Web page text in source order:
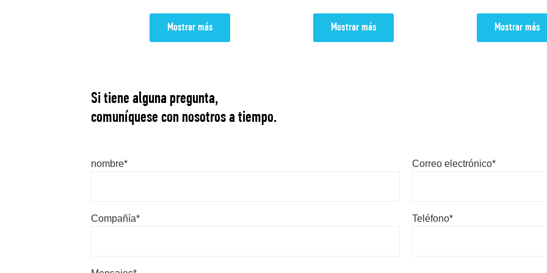
Mostrar más Mostrar más Mostrar más
Si tiene alguna pregunta,
comuníquese con nosotros a tiempo.
nombre* Correo electrónico*
Compañía* Teléfono*